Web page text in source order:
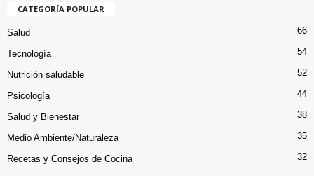
CATEGORÍA POPULAR
Salud 66
Tecnología 54
Nutrición saludable 52
Psicología 44
Salud y Bienestar 38
Medio Ambiente/Naturaleza 35
Recetas y Consejos de Cocina 32